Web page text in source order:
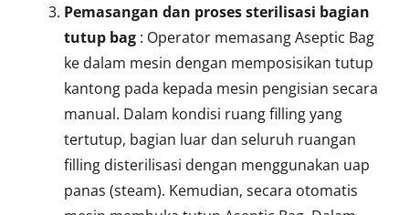
Pemasangan dan proses sterilisasi bagian
tutup bag: Operator memasang Aseptic Bag
ke dalam mesin dengan memposisikan tutup
kantong pada kepada mesin pengisian secara
manual. Dalam kondisi ruang filling yang
tertutup, bagian luar dan seluruh ruangan
filling disterilisasi dengan menggunakan uap
panas (steam). Kemudian, secara otomatis